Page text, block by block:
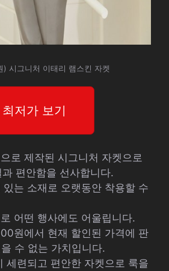
시그니처 이태리 램스킨 자켓
최저가 보기
로 제작된 시그니처 자켓으로
편안함을 선사합니다.
는 소재로 오랫동안 착용할 수
어떤 행사에도 어울립니다.
원에서 현재 할인된 가격에 판
수 없는 가치입니다.
세련되고 편안한 자켓으로 룩을